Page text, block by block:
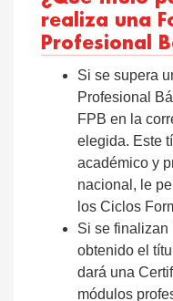
realiza una
Profesional
Si se supera
Profesional
FPB en la
elegida. Este
académico y
nacional, le
los Ciclos
Si se finalizan
obtenido el
dará una
módulos